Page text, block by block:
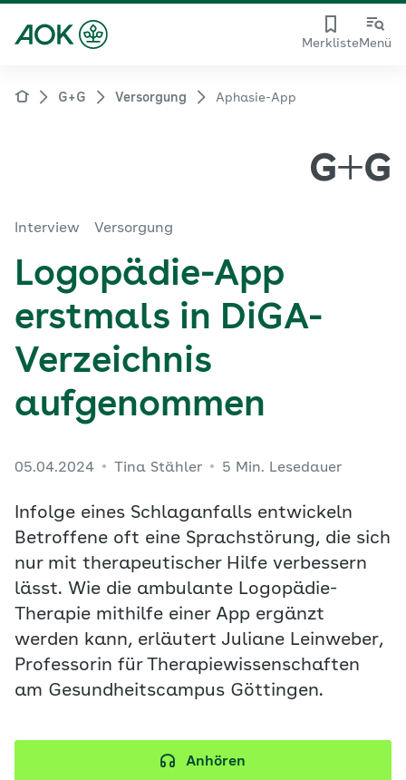
MerklisteMenü
G+G Versorgung Aphasie-App
Interview Versorgung
Logopädie-App
erstmals in DiGA-
Verzeichnis
aufgenommen
05.04.2024 Tina Stähler 5 Min. Lesedauer
Infolge eines Schlaganfalls entwickeln
Betroffene oft eine Sprachstörung, die sich
nur mit therapeutischer Hilfe verbessern
lässt. Wie die ambulante Logopädie-
Therapie mithilfe einer App ergänzt
werden kann, erläutert Juliane Leinweber,
Professorin für Therapiewissenschaften
am Gesundheitscampus Göttingen.
Anhören